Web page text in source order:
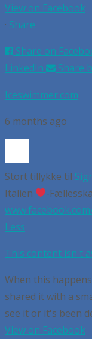
View on Facebook
· Share
Share on
LinkedIn
Share
Iceswimmer.com
6 months ago
Stort tillykke til
Italien
-
Less
This content isn't
When this
shared it with a
see it or it's been
View on Facebook